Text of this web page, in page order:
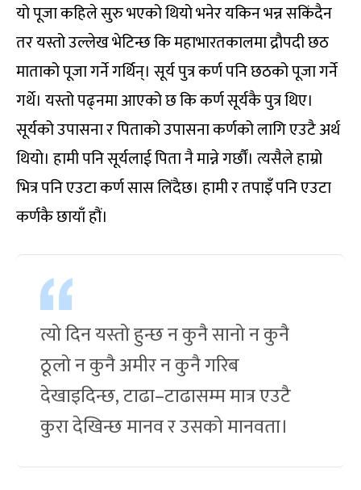
यो पूजा कहिले सुरु भएको थियो भनेर यकिन भन्न सकिंदैन
तर यस्तो उल्लेख भेटिन्छ कि महाभारतकालमा द्रौपदी छठ
माताको पूजा गर्ने गर्थिन्। सूर्य पुत्र कर्ण पनि छठको पूजा गर्ने
गर्थे। यस्तो पढ्नमा आएको छ कि कर्ण सूर्यकै पुत्र थिए।
सूर्यको उपासना र पिताको उपासना कर्णको लागि एउटै अर्थ
थियो। हामी पनि सूर्यलाई पिता नै मान्ने गर्छौं। त्यसैले हाम्रो
भित्र पनि एउटा कर्ण सास लिंदैछ। हामी र तपाइँ पनि एउटा
कर्णकै छायाँ हौं।
त्यो दिन यस्तो हुन्छ न कुनै सानो न कुनै
ठूलो न कुनै अमीर न कुनै गरिब
देखाइदिन्छ, टाढा–टाढासम्म मात्र एउटै
कुरा देखिन्छ मानव र उसको मानवता।